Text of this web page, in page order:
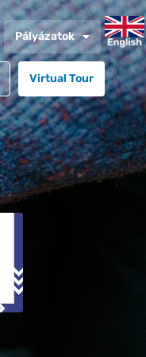
Pályázatok
Virtual Tour